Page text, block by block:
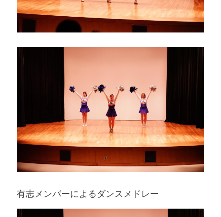
有志メンバーによるダンスメドレー